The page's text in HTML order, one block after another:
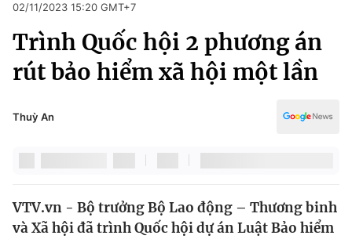
Chuyên mục
Chính trị
Xã hội
Pháp luật
Y tế
Xã hội
Pháp luật
Kinh tế
Thể thao
Văn hóa - Giải trí
Đời sống
Giáo dục
02/11/2023 15:20 GMT+7
Trình Quốc hội 2 phương án
rút bảo hiểm xã hội một lần
Thuỳ An
VTV.vn - Bộ trưởng Bộ Lao động – Thương binh
và Xã hội đã trình Quốc hội dự án Luật Bảo hiểm